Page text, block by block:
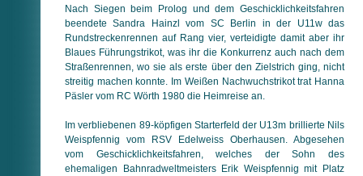
Nach Siegen beim Prolog und dem Geschicklichkeitsfahren
beendete Sandra Hainzl vom SC Berlin in der U11w das
Rundstreckenrennen auf Rang vier, verteidigte damit aber ihr
Blaues Führungstrikot, was ihr die Konkurrenz auch nach dem
Straßenrennen, wo sie als erste über den Zielstrich ging, nicht
streitig machen konnte. Im Weißen Nachwuchstrikot trat Hanna
Päsler vom RC Wörth 1980 die Heimreise an.
Im verbliebenen 89-köpfigen Starterfeld der U13m brillierte Nils
Weispfennig vom RSV Edelweiss Oberhausen. Abgesehen
vom Geschicklichkeitsfahren, welches der Sohn des
ehemaligen Bahnradweltmeisters Erik Weispfennig mit Platz